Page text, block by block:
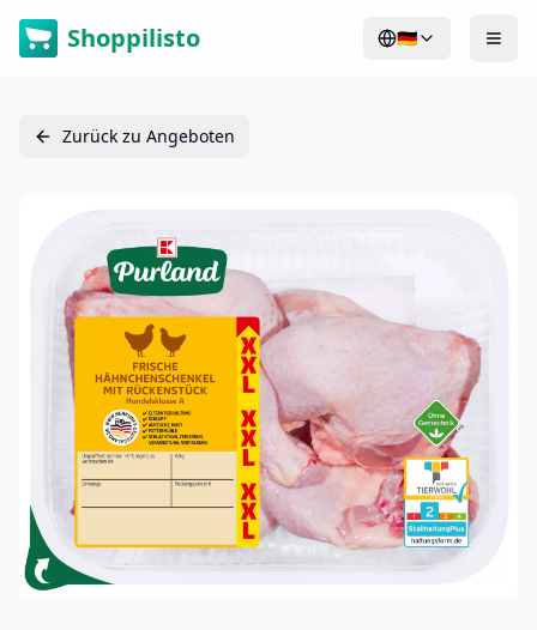
Shoppilisto 🇩🇪
Zurück zu Angeboten